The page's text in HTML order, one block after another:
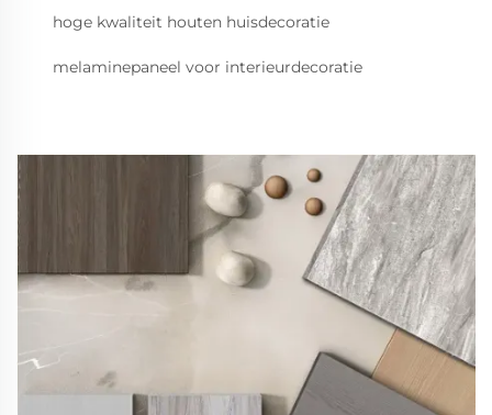
hoge kwaliteit houten huisdecoratie
melaminepaneel voor interieurdecoratie